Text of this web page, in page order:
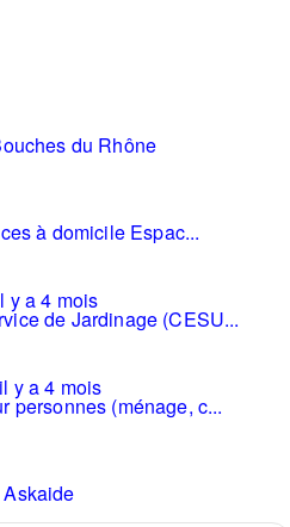
du Rhône
à domicile Espac...
y a 4 mois
de Jardinage (CESU...
y a 4 mois
personnes (ménage, c...